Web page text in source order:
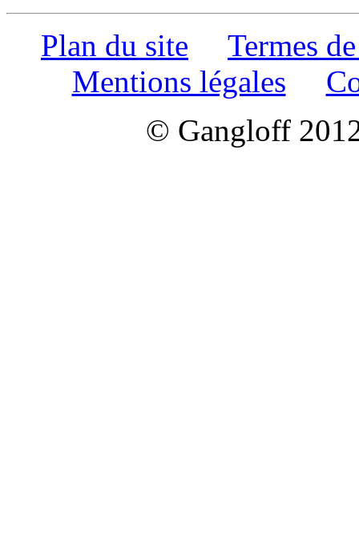
Plan du site
Termes
Mentions légales
© Gangloff